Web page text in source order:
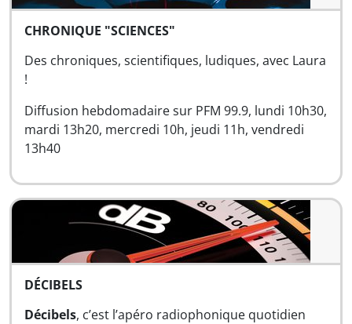
CHRONIQUE "SCIENCES"
Des chroniques, scientifiques, ludiques, avec Laura
!
Diffusion hebdomadaire sur PFM 99.9, lundi 10h30,
mardi 13h20, mercredi 10h, jeudi 11h, vendredi
13h40
DÉCIBELS
Décibels, c’est l’apéro radiophonique quotidien